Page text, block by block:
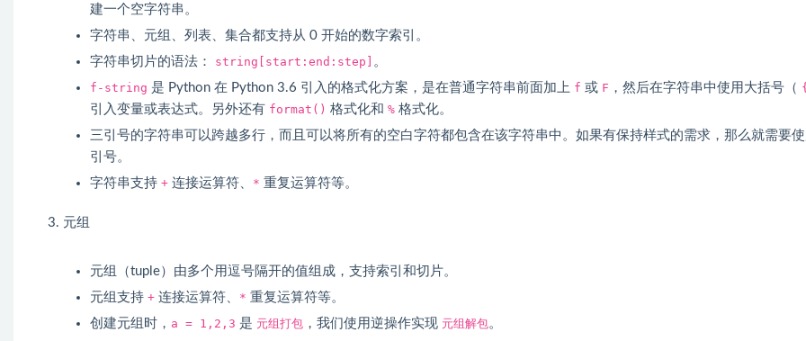
建一个空字符串。
字符串、元组、列表、集合都支持从 0 开始的数字索引。
字符串切片的语法： string[start:end:step] 。
f-string 是 Python 在 Python 3.6 引入的格式化方案，是在普通字符串前面加上 f 或 F ，然后在字符串中使用大括号（
引入变量或表达式。另外还有 format() 格式化和 % 格式化。
三引号的字符串可以跨越多行，而且可以将所有的空白字符都包含在该字符串中。如果有保持样式的需求，那么就需要
引号。
字符串支持 + 连接运算符、 * 重复运算符等。
元组
元组（tuple）由多个用逗号隔开的值组成，支持索引和切片。
元组支持 + 连接运算符、 * 重复运算符等。
创建元组时， a = 1,2,3 是 元组打包 ，我们使用逆操作实现 元组解包。